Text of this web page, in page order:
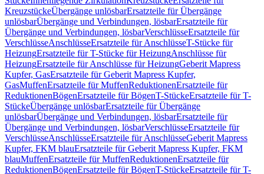
KreuzstückeÜbergänge unlösbarErsatzteile für Übergänge
unlösbarÜbergänge und Verbindungen, lösbarErsatzteile für
Übergänge und Verbindungen, lösbarVerschlüsseErsatzteile für
VerschlüsseAnschlüsseErsatzteile für AnschlüsseT-Stücke für
HeizungErsatzteile für T-Stücke für HeizungAnschlüsse für
HeizungErsatzteile für Anschlüsse für HeizungGeberit Mapress
Kupfer, GasErsatzteile für Geberit Mapress Kupfer,
GasMuffenErsatzteile für MuffenReduktionenErsatzteile für
ReduktionenBögenErsatzteile für BögenT-StückeErsatzteile für T-
StückeÜbergänge unlösbarErsatzteile für Übergänge
unlösbarÜbergänge und Verbindungen, lösbarErsatzteile für
Übergänge und Verbindungen, lösbarVerschlüsseErsatzteile für
VerschlüsseAnschlüsseErsatzteile für AnschlüsseGeberit Mapress
Kupfer, FKM blauErsatzteile für Geberit Mapress Kupfer, FKM
blauMuffenErsatzteile für MuffenReduktionenErsatzteile für
ReduktionenBögenErsatzteile für BögenT-StückeErsatzteile für T-